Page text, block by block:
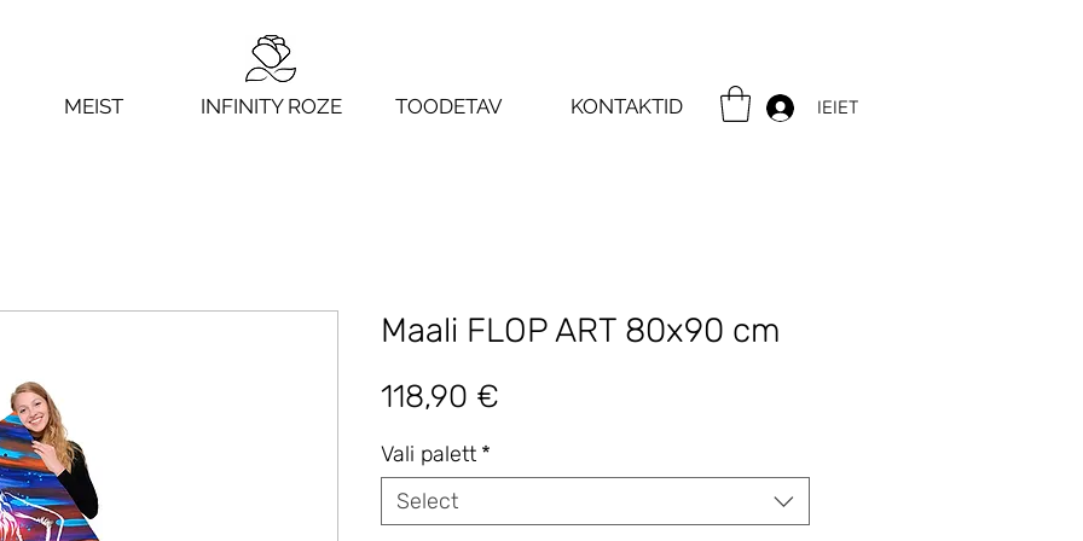
MEIST INFINITY ROZE TOODETAV KONTAKTID IEIET
Maali FLOP ART 80х90 cm
118,90 €
Vali palett *
Select